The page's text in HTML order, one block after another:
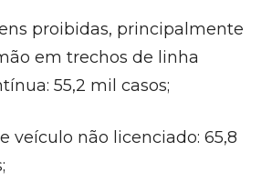
proibidas, principalmente
em trechos de linha
55,2 mil casos;
veículo não licenciado: 65,8